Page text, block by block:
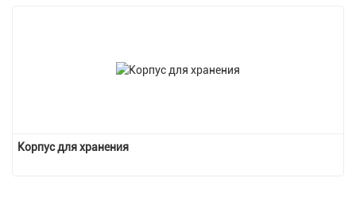
Корпус для хранения